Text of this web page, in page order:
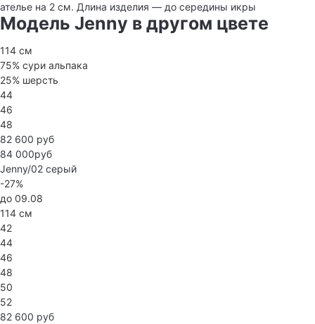
ателье на 2 см. Длина изделия — до середины икры
Модель Jenny в другом цвете
114 см
75% сури альпака
25% шерсть
44
46
48
82 600 руб
84 000руб
Jenny/02 серый
-27%
до 09.08
114 см
42
44
46
48
50
52
82 600 руб